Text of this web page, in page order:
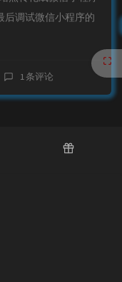
后调试微信小程序的
1 条评论